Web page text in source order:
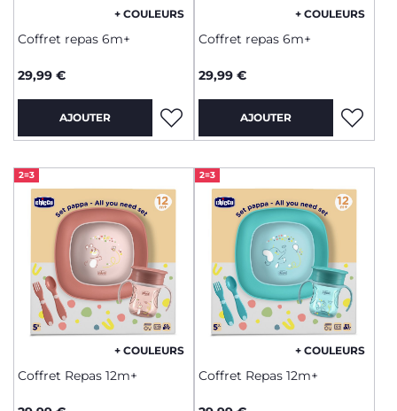
+ COULEURS
Coffret repas 6m+
29,99 €
AJOUTER
+ COULEURS
Coffret repas 6m+
29,99 €
AJOUTER
2=3
+ COULEURS
Coffret Repas 12m+
2=3
+ COULEURS
Coffret Repas 12m+